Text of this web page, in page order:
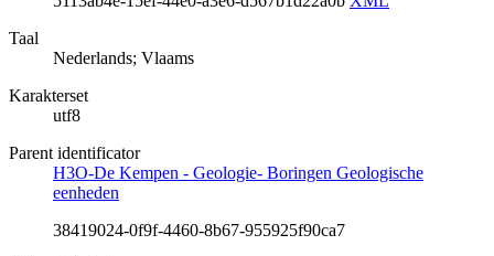
Taal
Nederlands; Vlaams
Karakterset
utf8
Parent identificator
H3O-De Kempen - Geologie- Boringen Geologische
eenheden
38419024-0f9f-4460-8b67-955925f90ca7